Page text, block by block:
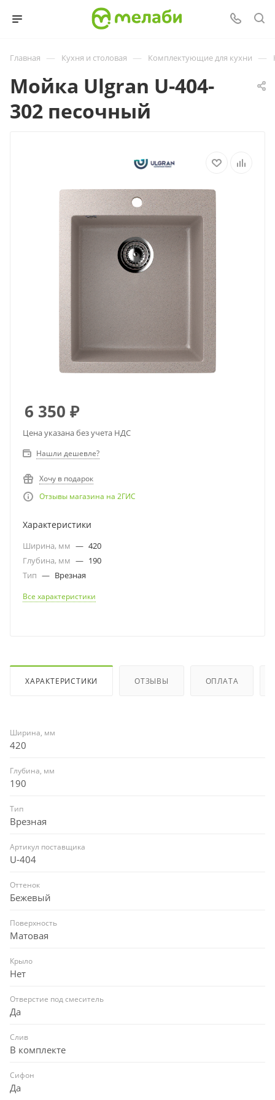
Главная — Кухня и столовая — Комплектующие для кухни —
Мойка Ulgran U-404-
302 песочный
6 350 ₽
Цена указана без учета НДС
Нашли дешевле?
Хочу в подарок
Отзывы магазина на 2ГИС
Характеристики
Ширина, мм — 420
Глубина, мм — 190
Тип — Врезная
Все характеристики
ХАРАКТЕРИСТИКИ ОТЗЫВЫ ОПЛАТА
Ширина, мм
420
Глубина, мм
190
Тип
Врезная
Артикул поставщика
U-404
Оттенок
Бежевый
Поверхность
Матовая
Крыло
Нет
Отверстие под смеситель
Да
Слив
В комплекте
Сифон
Да